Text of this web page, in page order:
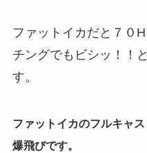
ファットイカだと７０
チングでもビシッ！！
す。
ファットイカのフルキャ
爆飛びです。